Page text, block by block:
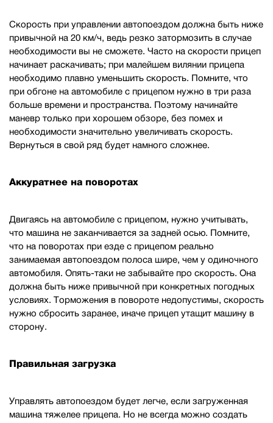
Скорость при управлении автопоездом должна быть ниже
привычной на 20 км/ч, ведь резко затормозить в случае
необходимости вы не сможете. Часто на скорости прицеп
начинает раскачивать; при малейшем вилянии прицепа
необходимо плавно уменьшить скорость. Помните, что
при обгоне на автомобиле с прицепом нужно в три раза
больше времени и пространства. Поэтому начинайте
маневр только при хорошем обзоре, без помех и
необходимости значительно увеличивать скорость.
Вернуться в свой ряд будет намного сложнее.
Аккуратнее на поворотах
Двигаясь на автомобиле с прицепом, нужно учитывать,
что машина не заканчивается за задней осью. Помните,
что на поворотах при езде с прицепом реально
занимаемая автопоездом полоса шире, чем у одиночного
автомобиля. Опять-таки не забывайте про скорость. Она
должна быть ниже привычной при конкретных погодных
условиях. Торможения в повороте недопустимы, скорость
нужно сбросить заранее, иначе прицеп утащит машину в
сторону.
Правильная загрузка
Управлять автопоездом будет легче, если загруженная
машина тяжелее прицепа. Но не всегда можно создать